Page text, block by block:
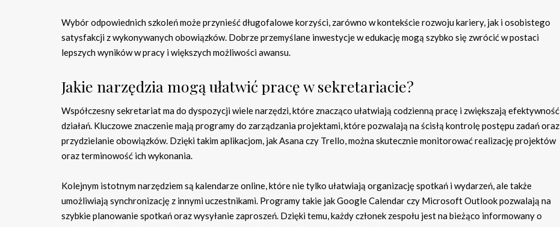
Wybór odpowiednich szkoleń może przynieść długofalowe korzyści, zarówno w kontekście rozwoju kariery, jak i osobistego
satysfakcji z wykonywanych obowiązków. Dobrze przemyślane inwestycje w edukację mogą szybko się zwrócić w postaci
lepszych wyników w pracy i większych możliwości awansu.
Jakie narzędzia mogą ułatwić pracę w sekretariacie?
Współczesny sekretariat ma do dyspozycji wiele narzędzi, które znacząco ułatwiają codzienną pracę i zwiększają efektywność
działań. Kluczowe znaczenie mają programy do zarządzania projektami, które pozwalają na ścisłą kontrolę postępu zadań oraz
przydzielanie obowiązków. Dzięki takim aplikacjom, jak Asana czy Trello, można skutecznie monitorować realizację projektów
oraz terminowość ich wykonania.
Kolejnym istotnym narzędziem są kalendarze online, które nie tylko ułatwiają organizację spotkań i wydarzeń, ale także
umożliwiają synchronizację z innymi uczestnikami. Programy takie jak Google Calendar czy Microsoft Outlook pozwalają na
szybkie planowanie spotkań oraz wysyłanie zaproszeń. Dzięki temu, każdy członek zespołu jest na bieżąco informowany o